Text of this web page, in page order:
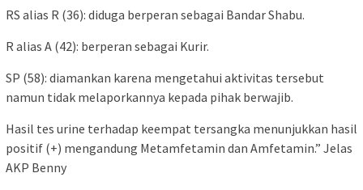
RS alias R (36): diduga berperan sebagai Bandar Shabu.
R alias A (42): berperan sebagai Kurir.
SP (58): diamankan karena mengetahui aktivitas tersebut
namun tidak melaporkannya kepada pihak berwajib.
Hasil tes urine terhadap keempat tersangka menunjukkan hasil
positif (+) mengandung Metamfetamin dan Amfetamin.” Jelas
AKP Benny